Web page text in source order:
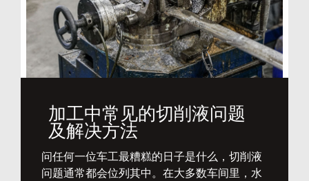
加工中常见的切削液问题
及解决方法
问任何一位车工最糟糕的日子是什么，切削液
问题通常都会位列其中。在大多数车间里，水